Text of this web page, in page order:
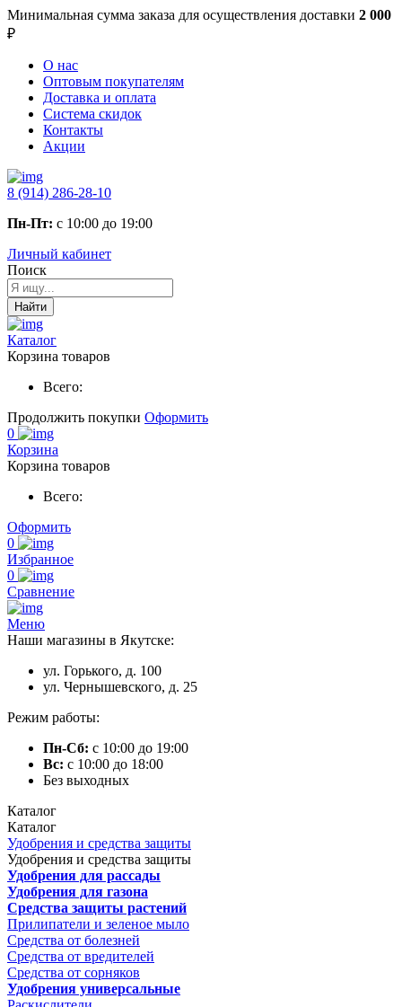
Минимальная сумма заказа для осуществления доставки 2 000
₽
О нас
Оптовым покупателям
Доставка и оплата
Система скидок
Контакты
Акции
8 (914) 286-28-10
Пн-Пт: с 10:00 до 19:00
Личный кабинет
Поиск
Найти
Каталог
Корзина товаров
Всего:
Продолжить покупки Оформить
0
Корзина
Корзина товаров
Всего:
Оформить
0
Избранное
0
Сравнение
Меню
Наши магазины в Якутске:
ул. Горького, д. 100
ул. Чернышевского, д. 25
Режим работы:
Пн-Сб: с 10:00 до 19:00
Вс: с 10:00 до 18:00
Без выходных
Каталог
Каталог
Удобрения и средства защиты
Удобрения и средства защиты
Удобрения для рассады
Удобрения для газона
Средства защиты растений
Прилипатели и зеленое мыло
Средства от болезней
Средства от вредителей
Средства от сорняков
Удобрения универсальные